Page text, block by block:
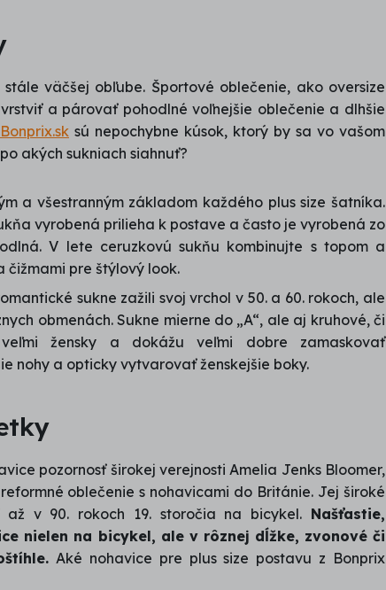
väčšej obľube. Športové oblečenie, ako oversize
a párovať pohodlné voľnejšie oblečenie a dlhšie
sú nepochybne kúsok, ktorý by sa vo vašom
akých sukniach siahnuť?
a všestranným základom každého plus size šatníka.
vyrobená prilieha k postave a často je vyrobená zo
V lete ceruzkovú sukňu kombinujte s topom a
čižmami pre štýlový look.
sukne zažili svoj vrchol v 50. a 60. rokoch, ale
obmenách. Sukne mierne do „A“, ale aj kruhové, či
žensky a dokážu veľmi dobre zamaskovať
nohy a opticky vytvarovať ženskejšie boky.
pozornosť širokej verejnosti Amelia Jenks Bloomer,
oblečenie s nohavicami do Británie. Jej široké
v 90. rokoch 19. storočia na bicykel. Našťastie,
nielen na bicykel, ale v rôznej dĺžke, zvonové či
Aké nohavice pre plus size postavu z Bonprix